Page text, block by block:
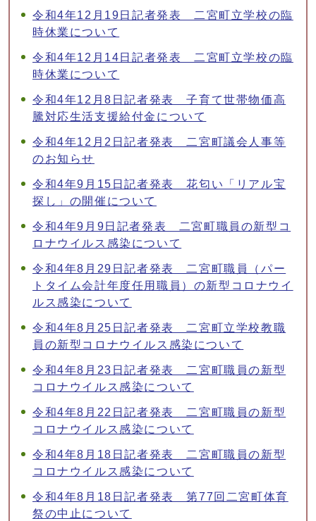
令和4年12月19日記者発表 二宮町立学校の臨
時休業について
令和4年12月14日記者発表 二宮町立学校の臨
時休業について
令和4年12月8日記者発表 子育て世帯物価高
騰対応生活支援給付金について
令和4年12月2日記者発表 二宮町議会人事等
のお知らせ
令和4年9月15日記者発表 花匂い「リアル宝
探し」の開催について
令和4年9月9日記者発表 二宮町職員の新型コ
ロナウイルス感染について
令和4年8月29日記者発表 二宮町職員（パー
トタイム会計年度任用職員）の新型コロナウイ
ルス感染について
令和4年8月25日記者発表 二宮町立学校教職
員の新型コロナウイルス感染について
令和4年8月23日記者発表 二宮町職員の新型
コロナウイルス感染について
令和4年8月22日記者発表 二宮町職員の新型
コロナウイルス感染について
令和4年8月18日記者発表 二宮町職員の新型
コロナウイルス感染について
令和4年8月18日記者発表 第77回二宮町体育
祭の中止について